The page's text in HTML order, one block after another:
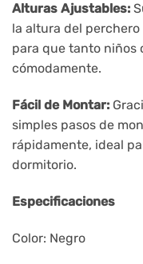
Alturas Ajustables:
la altura del
para que tanto niños
cómodamente.
Fácil de Montar:
simples pasos de
rápidamente, ideal
dormitorio.
Especificaciones
Color: Negro